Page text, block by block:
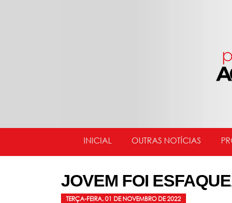
INICIAL OUTRAS NOTÍCIAS
JOVEM FOI
TERÇA-FEIRA, 01 DE NOVEMBRO DE 2022